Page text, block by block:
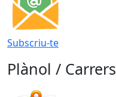
Subscriu-te
Plànol / Carrers